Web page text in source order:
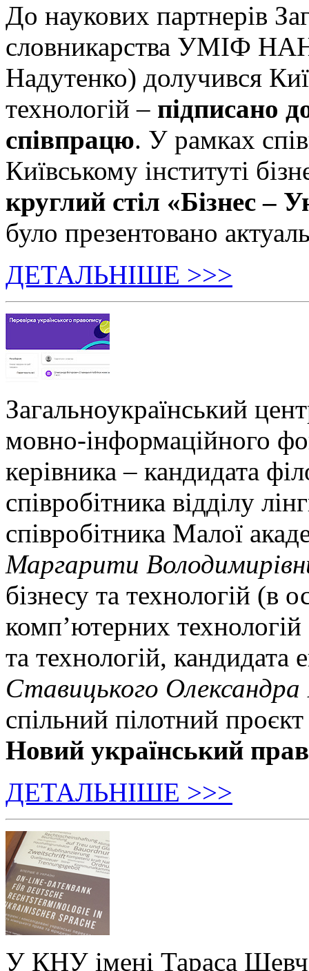
До наукових партнерів
словникарства УМІФ
Надутенко) долучився
технологій – підписано
співпрацю. У рамках
Київському інституті
круглий стіл «Бізнес –
було презентовано
ДЕТАЛЬНІШЕ >>>
Загальноукраїнський
мовно-інформаційного
керівника – кандидата
співробітника відділу
співробітника Малої
Маргарити
бізнесу та технологій (в
комп’ютерних технологій
та технологій, кандидата
Ставицького Олександра
спільний пілотний
Новий український
ДЕТАЛЬНІШЕ >>>
У КНУ імені Тараса